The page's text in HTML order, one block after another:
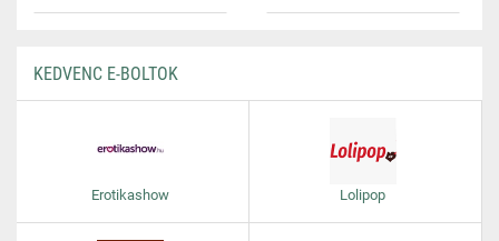
KEDVENC E-BOLTOK
Erotikashow Lolipop